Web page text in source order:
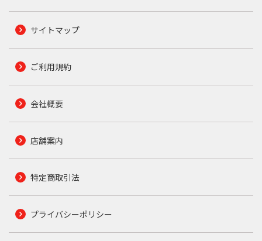
サイトマップ
ご利用規約
会社概要
店舗案内
特定商取引法
プライバシーポリシー